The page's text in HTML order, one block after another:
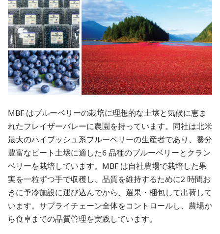
MBF はブルーベリーの栽培に理想的な土壌と気候に恵ま
れたフレイザーバレーに農園を持っています。同社は北米
最大のハイブッシュ系ブルーベリーの生産者であり、養分
豊富なピート土壌に適した6 品種のブルーベリーとクラン
ベリーを栽培しています。MBF は自社農場で栽培した果
実を一粒ずつ手で収穫し、品質を維持するために2 時間お
きに予冷施設に運び込んでから、選果・梱包して出荷して
います。サプライチェーン全体をコントロールし、農場か
ら食卓までの品質管理を実践しています。